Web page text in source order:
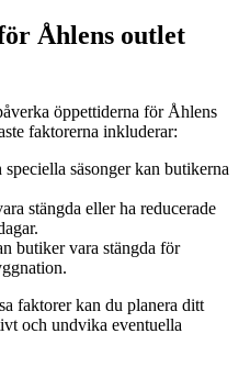
Åhlens outlet
öppettiderna för Åhlens
faktorerna inkluderar:
säsonger kan butikerna
stängda eller ha reducerade
butiker vara stängda för
faktorer kan du planera ditt
och undvika eventuella